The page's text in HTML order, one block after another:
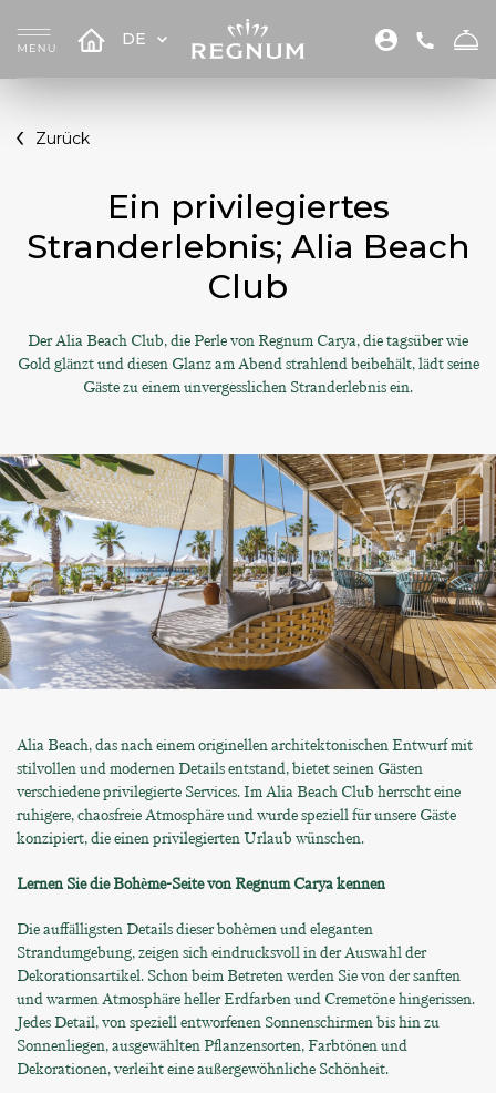
DE
Zurück
Ein privilegiertes
Stranderlebnis; Alia Beach
Club
Der Alia Beach Club, die Perle von Regnum Carya, die tagsüber wie
Gold glänzt und diesen Glanz am Abend strahlend beibehält, lädt seine
Gäste zu einem unvergesslichen Stranderlebnis ein.
Alia Beach, das nach einem originellen architektonischen Entwurf mit
stilvollen und modernen Details entstand, bietet seinen Gästen
verschiedene privilegierte Services. Im Alia Beach Club herrscht eine
ruhigere, chaosfreie Atmosphäre und wurde speziell für unsere Gäste
konzipiert, die einen privilegierten Urlaub wünschen.
Lernen Sie die Bohème-Seite von Regnum Carya kennen
Die auffälligsten Details dieser bohèmen und eleganten
Strandumgebung, zeigen sich eindrucksvoll in der Auswahl der
Dekorationsartikel. Schon beim Betreten werden Sie von der sanften
und warmen Atmosphäre heller Erdfarben und Cremetöne hingerissen.
Jedes Detail, von speziell entworfenen Sonnenschirmen bis hin zu
Sonnenliegen, ausgewählten Pflanzensorten, Farbtönen und
Dekorationen, verleiht eine außergewöhnliche Schönheit.